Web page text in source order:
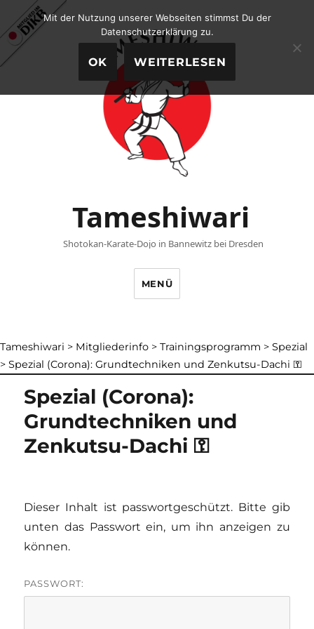
Tameshiwari
Shotokan-Karate-Dojo in Bannewitz bei Dresden
MENÜ
Tameshiwari > Mitgliederinfo > Trainingsprogramm > Spezial
> Spezial (Corona): Grundtechniken und Zenkutsu-Dachi ⚿
Spezial (Corona):
Grundtechniken und
Zenkutsu-Dachi ⚿
Dieser Inhalt ist passwortgeschützt. Bitte gib
unten das Passwort ein, um ihn anzeigen zu
können.
PASSWORT:
Mit der Nutzung unserer Webseiten stimmst Du der
Datenschutzerklärung zu.
OK WEITERLESEN